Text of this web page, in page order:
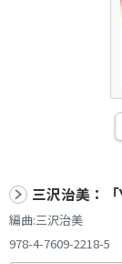
三沢治美：
編曲:三沢治美
978-4-7609-2218-5